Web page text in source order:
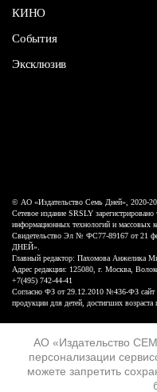
АО «Издательство
персонализации
можете запретить
КИНО
События
Эксклюзив
16+
© АО «Издательство Семь Дней», 2020-
Сетевое издание SRSLY
информационных технологий и массовых
Свидетельство Эл № ФС77-89167 от 21
ДНЕЙ».
Главный редактор: Пахомова Анжелика
Адрес редакции: 125080, г. Москва,
+7(495) 742-44-41
Согласно ФЗ от 29.12.2010 №436-ФЗ сайт
продукции для детей, достигших возраста